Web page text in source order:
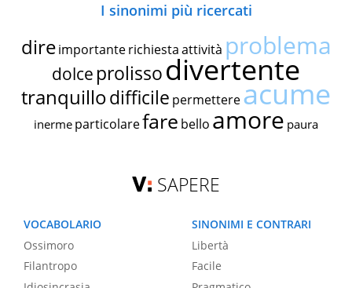
I sinonimi più ricercati
dire importante richiestaattività problema
dolce prolissodivertente
tranquillodifficile permettereacume
inerme particolarefare bello amore paura
SAPERE
VOCABOLARIO
Ossimoro
Filantropo
SINONIMI E CONTRARI
Libertà
Facile